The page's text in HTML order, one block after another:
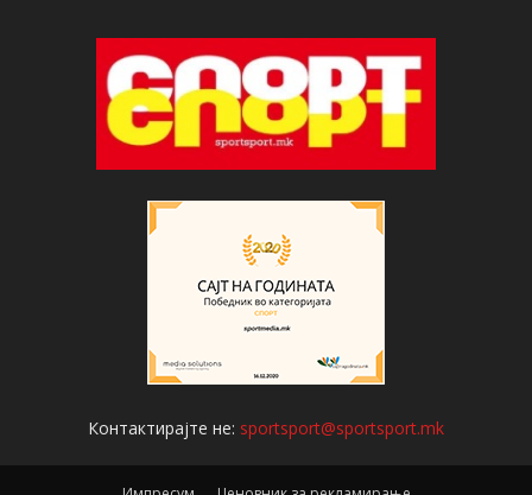
Контактирајте не: sportsport@sportsport.mk